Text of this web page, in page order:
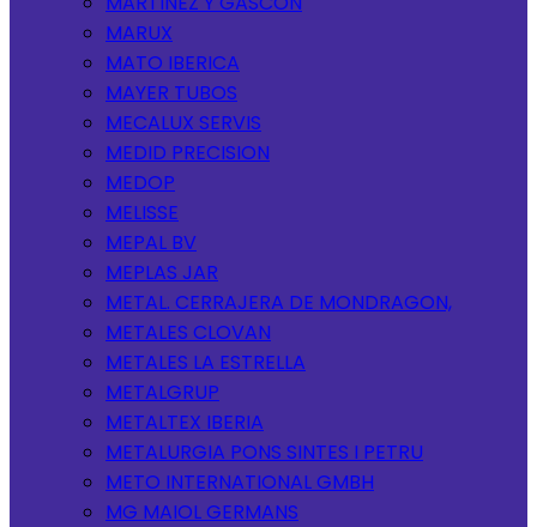
MARUX
MATO IBERICA
MAYER TUBOS
MECALUX SERVIS
MEDID PRECISION
MEDOP
MELISSE
MEPAL BV
MEPLAS JAR
METAL. CERRAJERA DE MONDRAGON,
METALES CLOVAN
METALES LA ESTRELLA
METALGRUP
METALTEX IBERIA
METALURGIA PONS SINTES I PETRU
METO INTERNATIONAL GMBH
MG MAIOL GERMANS